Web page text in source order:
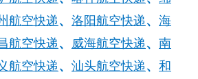
航空快递、 洛阳航空快递、 海
航空快递、 威海航空快递、 南
航空快递、 汕头航空快递、 和